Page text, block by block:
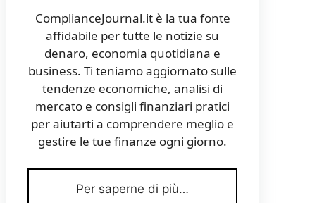
ComplianceJournal.it è la tua fonte
affidabile per tutte le notizie su
denaro, economia quotidiana e
business. Ti teniamo aggiornato sulle
tendenze economiche, analisi di
mercato e consigli finanziari pratici
per aiutarti a comprendere meglio e
gestire le tue finanze ogni giorno.
Per saperne di più…